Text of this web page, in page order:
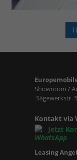
Showroom /
Sägewerkstr.
Kontakt via
Jetzt
Leasing